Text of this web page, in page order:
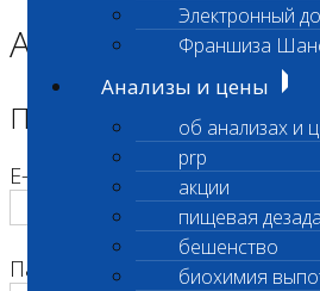
Электронный
Франшиза
Анализы и цены
об анализах и
prp
акции
пищевая
бешенство
биохимия
Авторизация
Пожалуйста,
E-mail
Пароль